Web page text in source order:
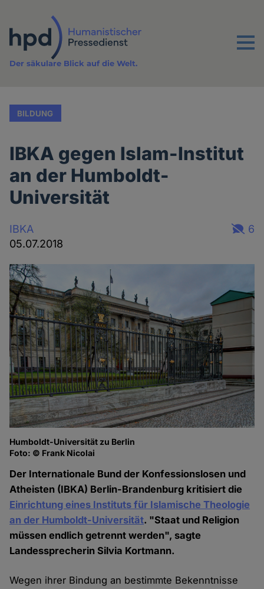
Inhalt
Menu
Der säkulare Blick auf die Welt.
BILDUNG
IBKA gegen Islam-Institut
an der Humboldt-
Universität
IBKA
05.07.2018
6
Humboldt-Universität zu Berlin
Foto: © Frank Nicolai
Der Internationale Bund der Konfessionslosen und
Atheisten (IBKA) Berlin-Brandenburg kritisiert die
Einrichtung eines Instituts für Islamische Theologie
an der Humboldt-Universität. "Staat und Religion
müssen endlich getrennt werden", sagte
Landessprecherin Silvia Kortmann.
Wegen ihrer Bindung an bestimmte Bekenntnisse